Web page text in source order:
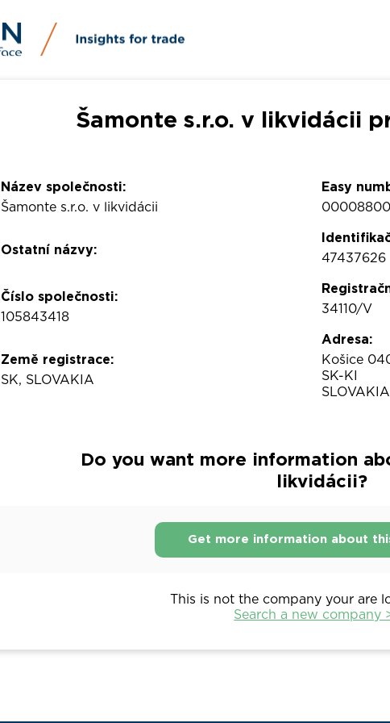
Šamonte s.r.o. v likvidácii
Název společnosti:
Šamonte s.r.o. v likvidácii
Ostatní názvy:
Číslo společnosti:
105843418
Země registrace:
SK, SLOVAKIA
Easy
47437626
34110/V
Adresa:
Košice
SK-KI
SLOVAKIA
Do you want more information
likvidácii?
Get more information about
This is not the company your are
Search a new company